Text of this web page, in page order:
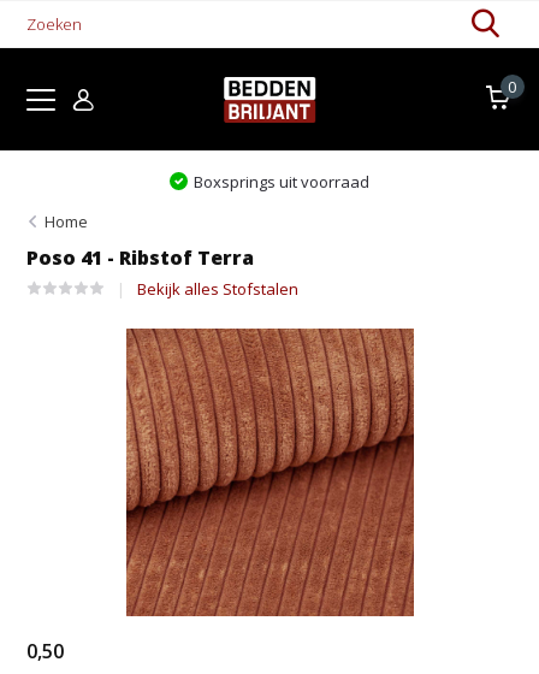
0
Levertijd 1-5 werkdagen
Home
Poso 41 - Ribstof Terra
Bekijk alles Stofstalen
0,50